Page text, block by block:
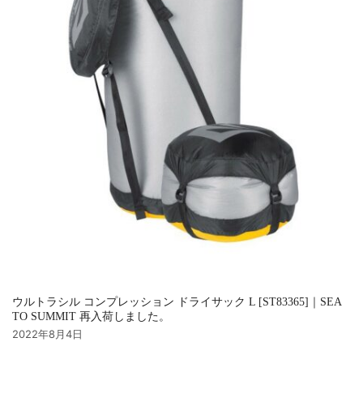
ウルトラシル コンプレッション ドライサック L [ST83365]｜SEA
TO SUMMIT 再入荷しました。
2022年8月4日